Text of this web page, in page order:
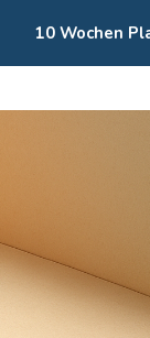
10 Wochen